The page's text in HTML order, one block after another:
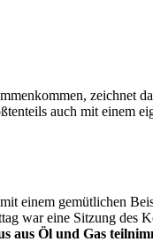
zeichnet
auch mit einem
einem gemütlichen
war eine Sitzung des
aus Öl und Gas